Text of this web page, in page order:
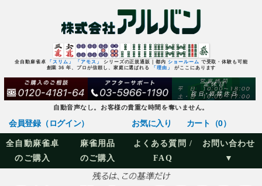
全自動麻雀卓 「スリム」 「アモス」 シリーズの正規通販｜都内 ショールーム で受取・体験も可能
創業 36 年、プロが信頼し、家庭に選ばれる 「理由」 がここにあります
自動音声なし。お客様の貴重な時間を奪いません。
会員登録（ログイン） お気に入り カート（0）
全自動麻雀卓
のご購入
麻雀用品
のご購入
よくある質問 /
FAQ
お問い合わせ
▼